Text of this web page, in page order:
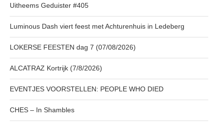
Uitheems Geduister #405
Luminous Dash viert feest met Achturenhuis in Ledeberg
LOKERSE FEESTEN dag 7 (07/08/2026)
ALCATRAZ Kortrijk (7/8/2026)
EVENTJES VOORSTELLEN: PEOPLE WHO DIED
CHES – In Shambles